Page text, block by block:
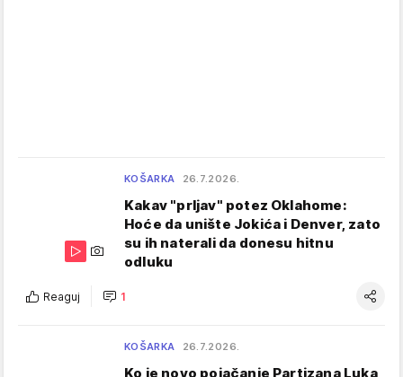
KOŠARKA 26.7.2026.
Kakav "prljav" potez Oklahome:
Hoće da unište Jokića i Denver, zato
su ih naterali da donesu hitnu
odluku
Reaguj 1
KOŠARKA 26.7.2026.
Ko je novo pojačanje Partizana Luka